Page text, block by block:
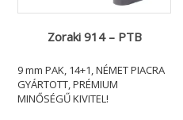
Zoraki 914 – PTB
9 mm PAK, 14+1, NÉMET PIACRA
GYÁRTOTT, PRÉMIUM
MINŐSÉGŰ KIVITEL!